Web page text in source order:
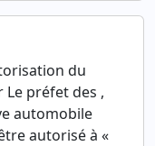
du
Le préfet des ,
automobile
autorisé à «